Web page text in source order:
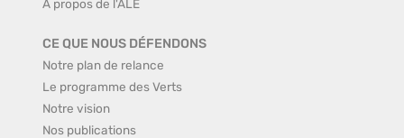
A propos de l'ALE
CE QUE NOUS DÉFENDONS
Notre plan de relance
Le programme des Verts
Notre vision
Nos publications